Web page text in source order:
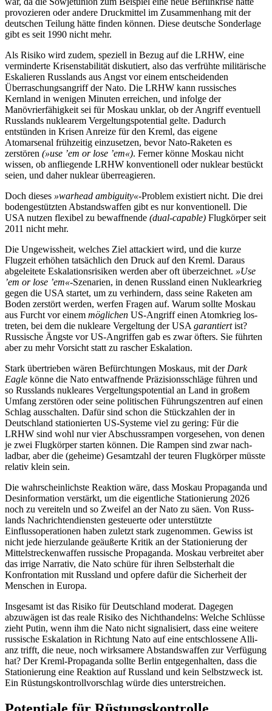
provozieren oder andere Druck­mittel im Zusammenhang mit der
deutschen Teilung hätte finden können. Diese deut­sche Sonderlage
gibt es seit 1990 nicht mehr.
Als Risiko wird zudem, speziell in Bezug auf die LRHW, eine
verminderte Krisen­stabilität diskutiert, also das verfrühte mili­tä­rische
Eskalieren Russlands aus Angst vor einem entscheidenden
Überraschungs­angriff der Nato. Die LRHW kann russisches
Kernland in wenigen Minuten erreichen, und infolge der
Manövrierfähigkeit sei für Moskau unklar, ob der Angriff eventuell
Russlands nuklearem Vergeltungspotential gelte. Dadurch
entstünden in Krisen Anreize für den Kreml, das eigene
Atomarsenal frühzeitig einzusetzen, bevor Nato-Raketen es
zerstören (»use ’em or lose ’em«). Ferner könne Moskau nicht
wissen, ob anfliegende LRHW konventionell oder nuklear bestückt
seien, und daher nuklear überreagieren.
Doch dieses »warhead ambiguity«-Problem existiert nicht. Die drei
bodengestützten Ab­standswaffen gibt es nur konventionell. Die
USA nutzen flexibel zu bewaffnende (dual-capable) Flugkörper seit
2011 nicht mehr.
Die Ungewissheit, welches Ziel attackiert wird, und die kurze
Flugzeit erhöhen tat­sächlich den Druck auf den Kreml. Daraus
abgeleitete Eskalationsrisiken werden aber oft überzeichnet. »Use
’em or lose ’em«-Szena­rien, in denen Russland einen Nuklearkrieg
gegen die USA startet, um zu verhindern, dass seine Raketen am
Boden zerstört wer­den, werfen Fragen auf. Warum sollte Moskau
aus Furcht vor einem möglichen US-Angriff einen Atomkrieg los­
treten, bei dem die nukleare Vergeltung der USAgarantiertist?
Russische Ängste vor US-Angriffen gab es zwar öfters. Sie führten
aber zu mehr Vorsicht statt zu rascher Eska­lation.
Stark übertrieben wären Befürchtungen Moskaus, mit derDark
Eagle könne die Nato entwaffnende Präzisionsschläge führen und
so Russlands nukleares Vergeltungspoten­tial an Land in großem
Umfang zerstören oder seine politi­schen Führungszentren auf einen
Schlag aus­schalten. Dafür sind schon die Stückzahlen der in
Deutschland statio­nierten US-Systeme viel zu gering: Für die
LRHW sind wohl nur vier Abschussrampen vorgesehen, von denen
je zwei Flugkörper starten können. Die Rampen sind zwar nach­
ladbar, aber die (geheime) Gesamtzahl der teuren Flugkörper müsste
relativ klein sein.
Die wahrscheinlichste Reaktion wäre, dass Moskau Propaganda und
Desinformation verstärkt, um die eigentliche Stationierung 2026
noch zu vereiteln und so Zweifel an der Nato zu säen. Von Russ­
lands Nach­richtendiensten gesteuerte oder unter­stütz­te
Einflussoperationen haben zuletzt stark zugenommen. Gewiss ist
nicht jede hierzu­lande geäußerte Kritik an der Statio­nierung der
Mittelstreckenwaffen russische Propa­ganda. Moskau verbreitet aber
das irrige Narrativ, die Nato schüre für ihren Selbst­erhalt die
Konfrontation mit Russland und opfere dafür die Sicherheit der
Menschen in Europa.
Insgesamt ist das Risiko für Deutschland moderat. Dagegen
abzuwägen ist das reale Risiko des Nichthandelns: Welche Schlüsse
zieht Putin, wenn ihm die Nato nicht signa­lisiert, dass eine weitere
russische Eskala­tion in Richtung Nato auf eine entschlossene Alli­
anz trifft, die neue, noch wirksamere Abstandswaffen zur Verfügung
hat? Der Kreml-Propaganda soll­te Berlin entgegenhalten, dass die
Stationierung eine Reaktion auf Russland und kein Selbstzweck ist.
Ein Rüstungskontroll­vorschlag würde dies unterstreichen.